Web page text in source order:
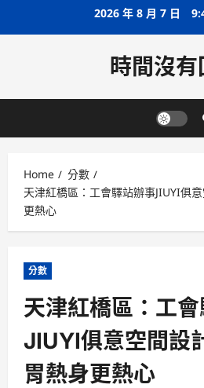
2026 年 8 月 7 日
時間沒有
Home
分數
天津紅橋區：工會驛站辦事JIUYI俱
更熱心
分數
天津紅橋區：工
JIUYI俱意空間設
胃熱身更熱心